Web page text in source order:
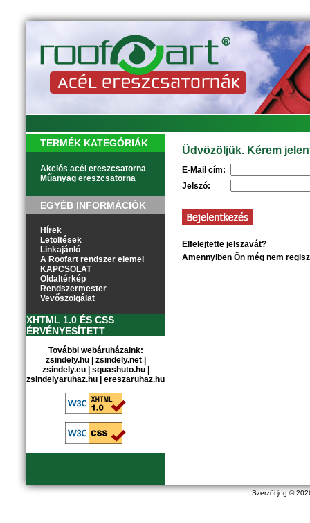
Szerzői jog ©
TERMÉK KATEGÓRIÁK
Akciós acél ereszcsatorna
Műanyag ereszcsatorna
EGYÉB INFORMÁCIÓK
Hírek
Letöltések
Linkajánló
A Roofart rendszer elemei
KAPCSOLAT
Oldaltérkép
Rendszermester
Vevőszolgálat
XHTML 1.0 ÉS CSS
ÉRVÉNYESÍTETT
További webáruházaink:
zsindely.hu| zsindely.net|
zsindely.eu| squashuto.hu|
zsindelyaruhaz.hu
ereszaruhaz.hu
Üdvözöljük. Kérem
E-Mail cím:
Jelszó:
Elfelejtette jelszavát?
Amennyiben Ön még nem